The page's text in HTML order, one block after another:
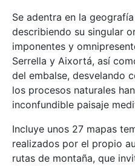
Se adentra en la
describiendo su singular
imponentes y
Serrella y Aixortá, así
del embalse, desvelando
los procesos naturales
inconfundible paisaje
Incluye unos 27 mapas
realizados por el propio
rutas de montaña, que